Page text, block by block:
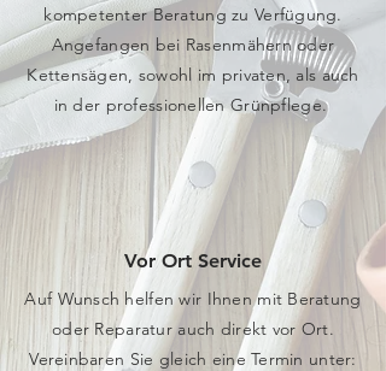
kompetenter Beratung zu Verfügung.
Angefangen bei Rasenmähern oder
Kettensägen, sowohl im privaten, als auch
in der professionellen Grünpflege.
Vor Ort Service
Auf Wunsch helfen wir Ihnen mit Beratung
oder Reparatur auch direkt vor Ort.
Vereinbaren Sie gleich eine Termin unter: